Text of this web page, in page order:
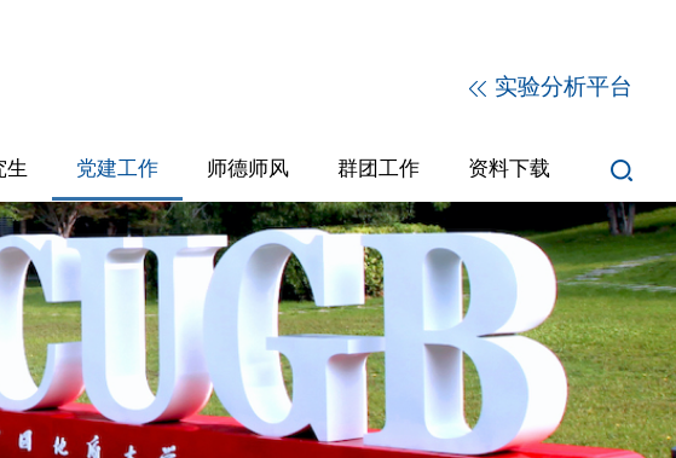
实验分析平台
生 党建工作 师德师风 群团工作 资料下载